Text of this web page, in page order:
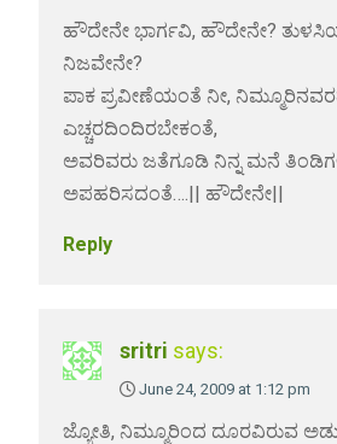
ಹೌದೇನೇ ಭಾರ್ಗವಿ, ಹೌದೇನೇ?
ನಿಜವೇನೇ?
ಪಾಕ ಪ್ರವೀಣೆಯಂತೆ ನೀ,
ಎಚ್ಚರದಿಂದಿರಬೇಕಂತೆ,
ಅವರಿವರು ಜತೆಗೂಡಿ ನಿನ್ನ ಮನೆ
ಅಪಹರಿಸದಂತೆ….|| ಹೌದೇನೇ||
Reply
sritri says:
June 24, 2009 at 1:12 pm
ಜ್ಯೋತಿ, ನಿಮ್ಮೂರಿಂದ ದೂರವಿರುವ